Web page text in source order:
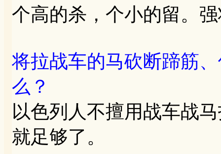
个高的杀，个小的留。
将拉战车的马砍断蹄筋
么？
以色列人不擅用战车战
就足够了。